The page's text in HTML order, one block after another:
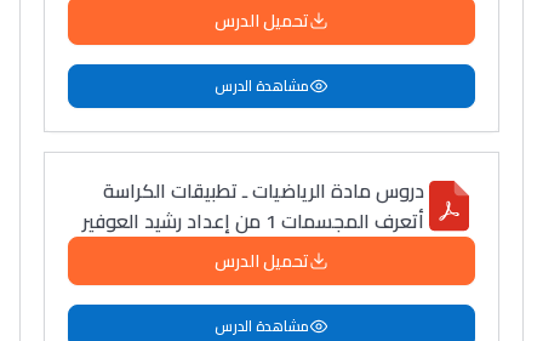
تحميل الدرس
مشاهدة الدرس
دروس مادة الرياضيات ـ تطبيقات الكراسة
أتعرف المجسمات 1 من إعداد رشيد العوفير
تحميل الدرس
مشاهدة الدرس